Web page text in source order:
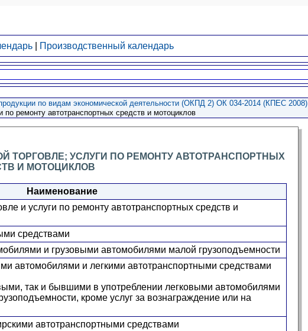
Производственный календарь
по видам экономической деятельности (ОКПД 2) ОК 034-2014 (КПЕС 2008)
ремонту автотранспортных средств и мотоциклов
ТОРГОВЛЕ; УСЛУГИ ПО РЕМОНТУ АВТОТРАНСПОРТНЫХ
И МОТОЦИКЛОВ
Наименование
и услуги по ремонту автотранспортных средств и
средствами
и грузовыми автомобилями малой грузоподъемности
автомобилями и легкими автотранспортными средствами
так и бывшими в употреблении легковыми автомобилями
кроме услуг за вознаграждение или на
автотранспортными средствами